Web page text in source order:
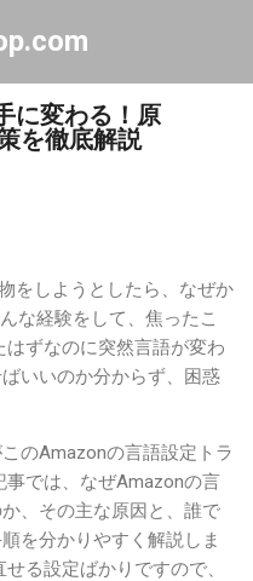
テンツに移動
に変わる！原
を徹底解説
をしようとしたら、なぜか
な経験をして、焦ったこ
ずなのに突然言語が変わ
いいのか分からず、困惑
のAmazonの言語設定トラ
事では、なぜAmazonの言
、その主な原因と、誰で
を分かりやすく解説しま
る設定ばかりですので、